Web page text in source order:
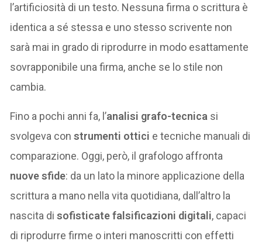
l’artificiosità di un testo. Nessuna firma o scrittura è
identica a sé stessa e uno stesso scrivente non
sarà mai in grado di riprodurre in modo esattamente
sovrapponibile una firma, anche se lo stile non
cambia.
Fino a pochi anni fa, l’analisi grafo-tecnica si
svolgeva construmenti ottici e tecniche manuali di
comparazione. Oggi, però, il grafologo affronta
nuove sfide: da un lato la minore applicazione della
scrittura a mano nella vita quotidiana, dall’altro la
nascita disofisticate falsificazioni digitali, capaci
di riprodurre firme o interi manoscritti con effetti